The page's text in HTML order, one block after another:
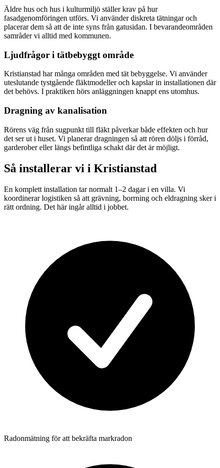
Äldre hus och hus i kulturmiljö ställer krav på hur
fasadgenomföringen utförs. Vi använder diskreta tätningar och
placerar dem så att de inte syns från gatusidan. I bevarandeområden
samråder vi alltid med kommunen.
Ljudfrågor i tätbebyggt område
Kristianstad har många områden med tät bebyggelse. Vi använder
uteslutande tystgående fläktmodeller och kapslar in installationen där
det behövs. I praktiken hörs anläggningen knappt ens utomhus.
Dragning av kanalisation
Rörens väg från sugpunkt till fläkt påverkar både effekten och hur
det ser ut i huset. Vi planerar dragningen så att rören döljs i förråd,
garderober eller längs befintliga schakt där det är möjligt.
Så installerar vi i Kristianstad
En komplett installation tar normalt 1–2 dagar i en villa. Vi
koordinerar logistiken så att grävning, borrning och eldragning sker i
rätt ordning. Det här ingår alltid i jobbet.
Radonmätning för att bekräfta markradon